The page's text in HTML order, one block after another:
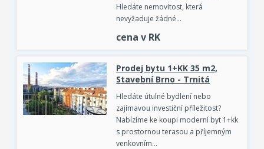
Hledáte nemovitost, která
nevyžaduje žádné…
cena v RK
Prodej bytu 1+KK 35 m2,
Stavební Brno - Trnitá
Hledáte útulné bydlení nebo
zajímavou investiční příležitost?
Nabízíme ke koupi moderní byt 1+kk
s prostornou terasou a příjemným
venkovním…